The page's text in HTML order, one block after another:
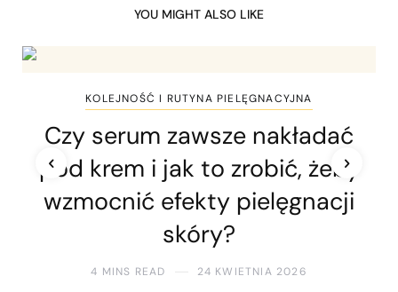
YOU MIGHT ALSO LIKE
KOLEJNOŚĆ I RUTYNA PIELĘGNACYJNA
Czy serum zawsze nakładać
pod krem i jak to zrobić, żeby
wzmocnić efekty pielęgnacji
skóry?
4 MINS READ 24 KWIETNIA 2026